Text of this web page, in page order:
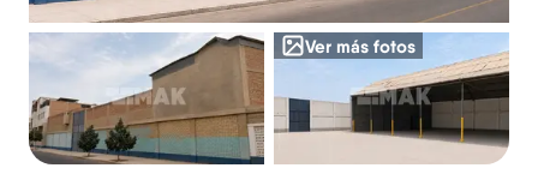
Ver más fotos